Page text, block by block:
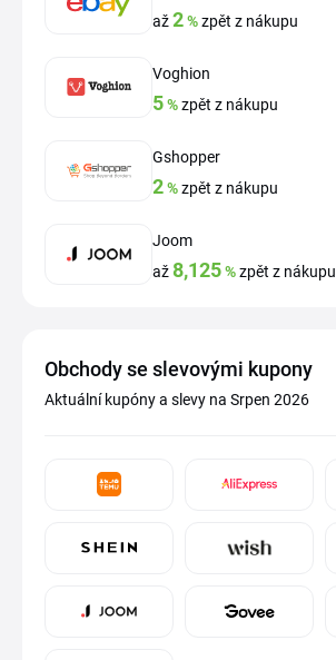
až2%zpět z nákupu
Voghion
5%zpět z nákupu
Gshopper
2%zpět z nákupu
Joom
až8,125%zpět z nákupu
Obchody se slevovými kupony
Aktuální kupóny a slevy na Srpen 2026